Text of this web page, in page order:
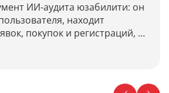
ИИ-аудита юзабилити: он
находит
покупок и регистраций, и
для роста конверсии.
прямо сейчас!